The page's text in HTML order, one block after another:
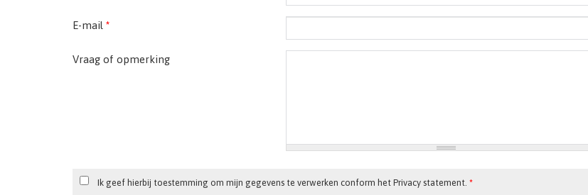
E-mail *
Vraag of opmerking
Ik geef hierbij toestemming om mijn gegevens te verwerken conform het Privacy statement. *